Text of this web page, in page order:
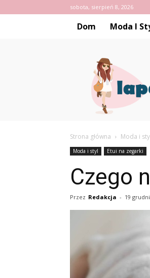
sobota, sierpień 8, 2026
Dom Moda I
Lapetit.pl
Strona główna Moda i
Moda i styl Etui na zegarki
Czego
Przez Redakcja - 19